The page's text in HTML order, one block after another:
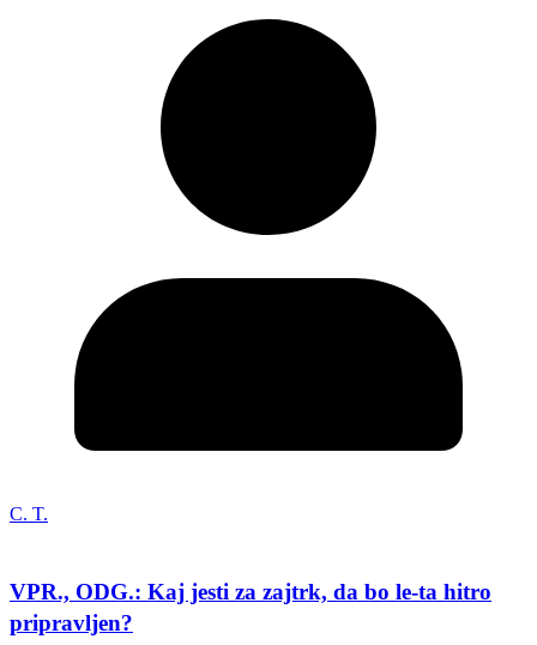
C. T.
VPR., ODG.: Kaj jesti za zajtrk, da bo le-ta hitro
pripravljen?